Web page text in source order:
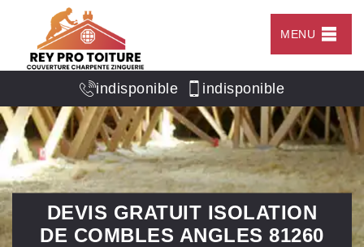
MENU
indisponible indisponible
DEVIS GRATUIT ISOLATION
DE COMBLES ANGLES 81260